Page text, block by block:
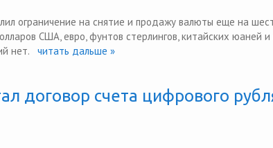
ограничение на снятие и продажу валюты еще на
США, евро, фунтов стерлингов, китайских юаней и
нет. читать дальше »
договор счета цифрового